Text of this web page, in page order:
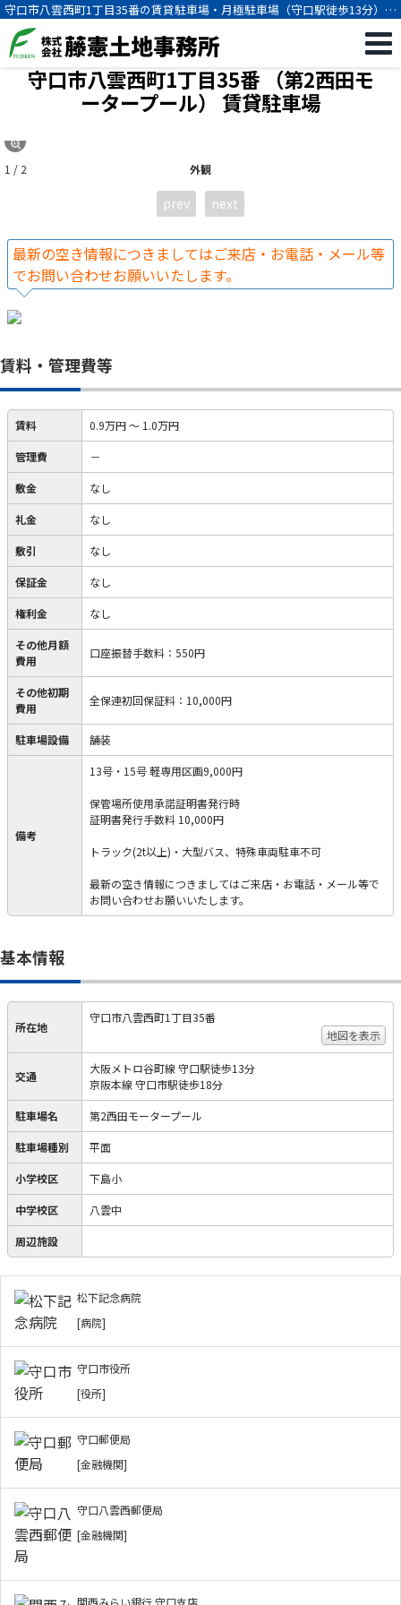
守口市八雲西町1丁目35番の賃貸駐車場・月極駐車場（守口駅徒歩13分）
[2316]
守口市八雲西町1丁目35番 （第2西田モ
ータープール） 賃貸駐車場
外観
1 / 2
prev next
最新の空き情報につきましてはご来店・お電話・メール等
でお問い合わせお願いいたします。
賃料・管理費等
賃料 0.9万円～ 1.0万円
管理費 －
敷金 なし
礼金 なし
敷引 なし
保証金 なし
権利金 なし
その他月額
費用
口座振替手数料 ： 550円
その他初期
費用
全保連初回保証料 ： 10,000円
駐車場設備 舗装
備考
13号・15号 軽専用区画9,000円
保管場所使用承諾証明書発行時
証明書発行手数料 10,000円
トラック(2t以上)・大型バス、特殊車両駐車不可
最新の空き情報につきましてはご来店・お電話・メール等で
お問い合わせお願いいたします。
基本情報
所在地
守口市八雲西町1丁目35番
地図を表示
交通
大阪メトロ谷町線 守口駅徒歩13分
京阪本線 守口市駅徒歩18分
駐車場名 第2西田モータープール
駐車場種別 平面
小学校区 下島小
中学校区 八雲中
周辺施設
松下記念病院
[病院]
守口市役所
[役所]
守口郵便局
[金融機関]
守口八雲西郵便局
[金融機関]
関西みらい銀行 守口支店